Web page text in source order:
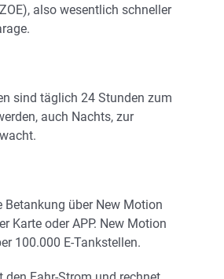
also wesentlich schneller
sind täglich 24 Stunden zum
auch Nachts, zur
Betankung über New Motion
Karte oder APP. New Motion
100.000 E-Tankstellen.